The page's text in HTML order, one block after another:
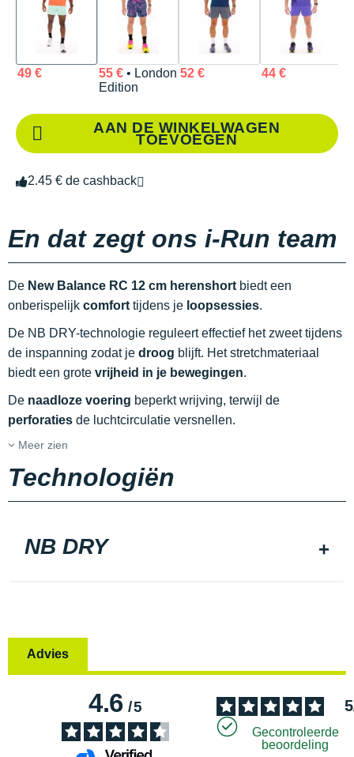
49 € 55 €• London
Edition
52 € 44 €
AAN DE WINKELWAGEN
TOEVOEGEN
2.45 € de cashback
En dat zegt ons i-Run team
De New Balance RC 12 cm herenshort biedt een
onberispelijk comfort tijdens je loopsessies.
De NB DRY-technologie reguleert effectief het zweet tijdens
de inspanning zodat je droog blijft. Het stretchmateriaal
biedt een grote vrijheid in je bewegingen.
De naadloze voering beperkt wrijving, terwijl de
perforaties de luchtcirculatie versnellen.
Meer zien
Technologiën
NB DRY
Advies
4.6/5 5
Gecontroleerde
beoordeling